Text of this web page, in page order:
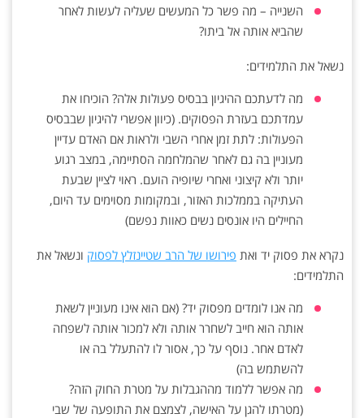
השנייה – מה פשר כל המעשים שעליה לעשות לאחר
שהביא אותה אל ביתו?
נשאל את התלמידים:
מה לדעתכם ההיגיון בבסיס פעולות אלה? הוכיחו את
עמדתכם בעזרת הפסוקים. (כיוון אפשרי להיגיון שבבסיס
הפעולות: לתת זמן אחרי השבי ולראות אם האדם עדיין
מעוניין בה גם לאחר שהמלחמה הסתיימה, במצב רגוע
יותר ולא קיצוני ואחרי שיופיה הועם. ראוי לציין שבעת
העתיקה בממלכות האזור, ובמקומות מסוימים עד היום,
החיילים היו אונסים נשים כאוות נפשם)
נקרא את פסוק יד ואת פירושו של הרב שטיינזלץ לפסוק ונשאל את
התלמידים:
מה אנו לומדים מפסוק יד? (אם הוא אינו מעוניין לשאת
אותה הוא חייב לשחרר אותה ולא למכור אותה לשפחה
לאדם אחר. נוסף על כך, אסור לו להתעלל בה או
להשתמש בה)
מה אפשר ללמוד מההגבלות על מטרת החוק הזה?
(מטרתו להגן על האישה, לצמצם את התופעה של שבי